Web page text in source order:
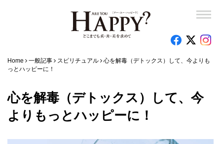
Home 一般記事 スピリチュアル
心を解毒（デトックス）して、今よりも
っとハッピーに！
心を解毒（デトックス）して、今
よりもっとハッピーに！